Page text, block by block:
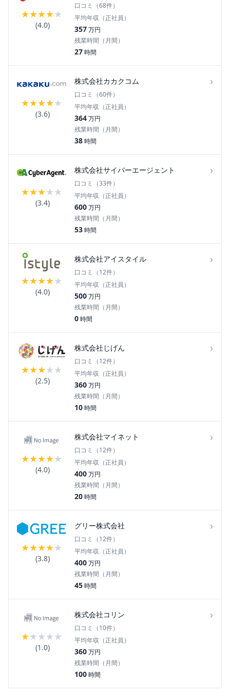
★★★★★
(4.0)
口コミ（68件）
平均年収（正社員）
357万円
残業時間（月間）
27時間
★★★★★
(3.6)
株式会社カカクコム ›
口コミ（60件）
平均年収（正社員）
364万円
残業時間（月間）
38時間
★★★★★
(3.4)
株式会社サイバーエージェント ›
口コミ（33件）
平均年収（正社員）
600万円
残業時間（月間）
53時間
★★★★★
(4.0)
株式会社アイスタイル ›
口コミ（12件）
平均年収（正社員）
500万円
残業時間（月間）
0時間
★★★★★
(2.5)
株式会社じげん ›
口コミ（12件）
平均年収（正社員）
360万円
残業時間（月間）
10時間
★★★★★
(4.0)
株式会社マイネット ›
口コミ（12件）
平均年収（正社員）
400万円
残業時間（月間）
20時間
★★★★★
(3.8)
グリー株式会社 ›
口コミ（12件）
平均年収（正社員）
400万円
残業時間（月間）
45時間
★★★★★
(1.0)
株式会社コリン ›
口コミ（10件）
平均年収（正社員）
360万円
残業時間（月間）
100時間